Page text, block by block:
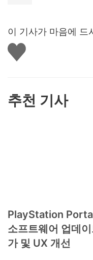
이 기사가 마음에 드
좋
아
추천 기사
PlayStation
소프트웨어 업데
가 및 UX 개선